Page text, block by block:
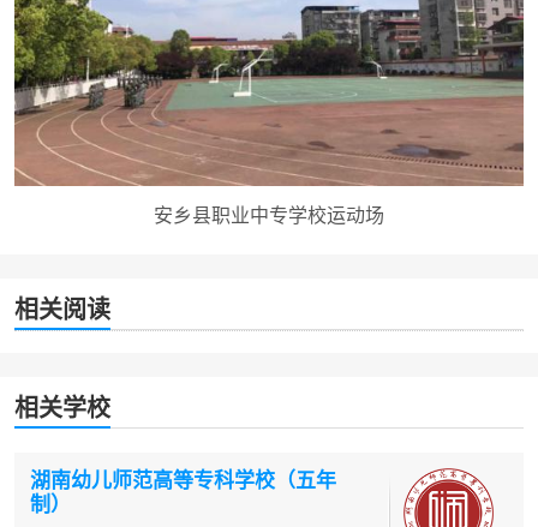
安乡县职业中专学校运动场
相关阅读
相关学校
湖南幼儿师范高等专科学校（五年
制）